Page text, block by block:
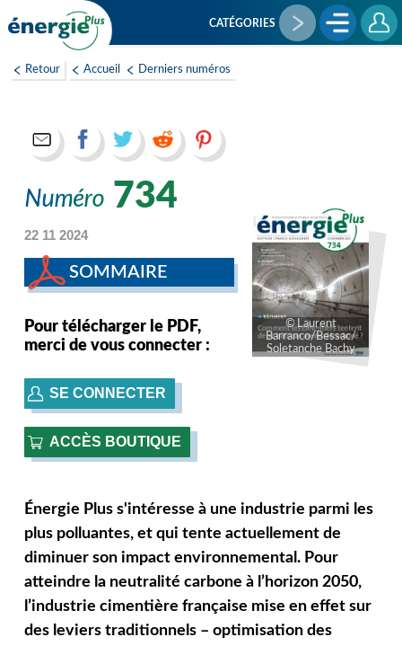
au
CATÉGORIES
Retour Accueil Derniers numéros
Laurent
Barranco/Bessac/
Soletanche Bachy
734
22 11 2024
SOMMAIRE
Pour télécharger le PDF,
merci de vous connecter :
SE CONNECTER
ACCÈS BOUTIQUE
Énergie Plus s'intéresse à une industrie parmi les
plus polluantes, et qui tente actuellement de
diminuer son impact environnemental. Pour
atteindre la neutralité carbone à l’horizon 2050,
l’industrie cimentière française mise en effet sur
des leviers traditionnels – optimisation des